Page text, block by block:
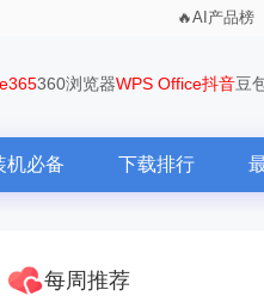
AI产品榜
360浏览器WPS Office抖音豆
机必备 下载排行
每周推荐